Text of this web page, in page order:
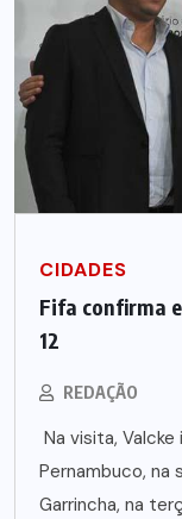
CIDADES
Fifa confirma
12
REDAÇÃO
Na visita,
Pernambuco, na
Garrincha, na